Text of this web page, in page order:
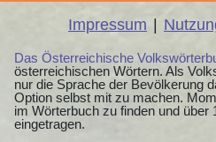
Impressum
Das Österreichische
österreichischen Wörtern. Als
nur die Sprache der Bevölkerung
Option selbst mit zu machen.
im Wörterbuch zu finden und über
eingetragen.